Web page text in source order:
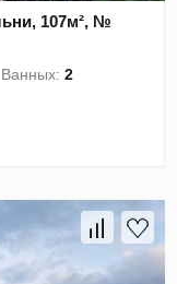
107м², №
Ванных:2